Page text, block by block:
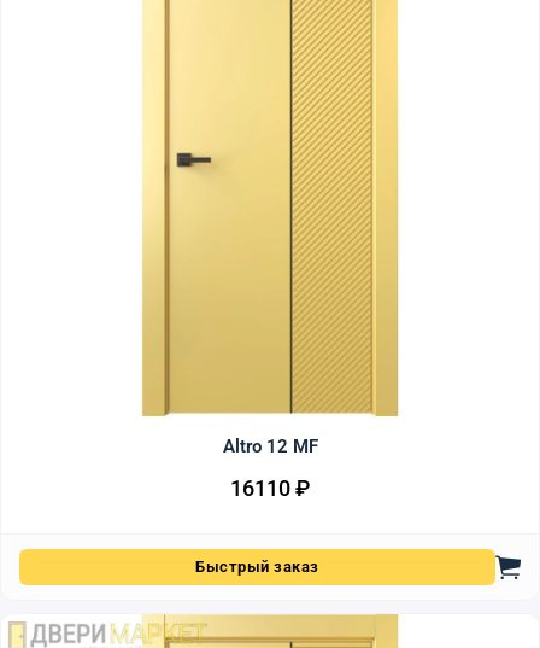
Altro 12 MF
16110₽
Быстрый заказ